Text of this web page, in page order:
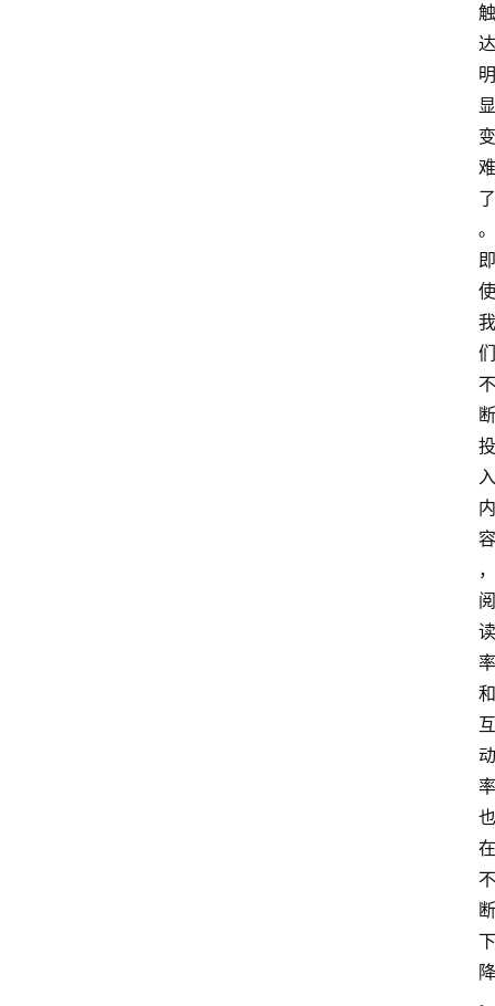
触
达
明
显
变
难
了
。
即
使
我
们
不
断
投
入
内
容
，
阅
读
率
和
互
动
率
也
在
不
断
下
降